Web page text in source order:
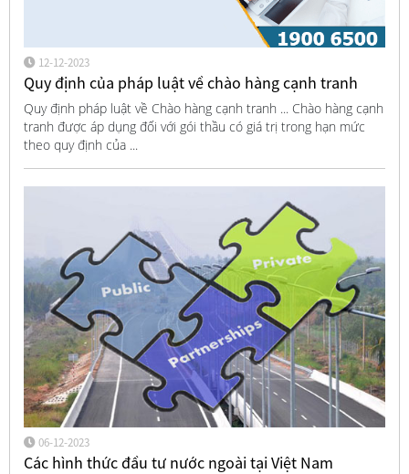
12-12-2023
Quy định của pháp luật về chào hàng cạnh tranh
Quy định pháp luật về Chào hàng cạnh tranh ... Chào hàng cạnh
tranh được áp dụng đối với gói thầu có giá trị trong hạn mức
theo quy định của ...
06-12-2023
Các hình thức đầu tư nước ngoài tại Việt Nam